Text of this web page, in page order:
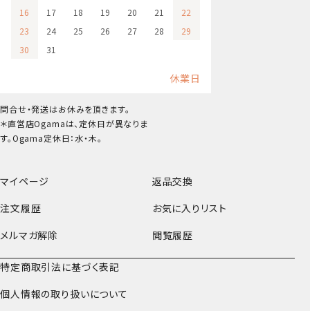
マイページ
返品交換
注文履歴
お気に入りリスト
メルマガ解除
閲覧履歴
特定商取引法に基づく表記
個人情報の取り扱いについて
16
17 18 19 20 21
22
23
24 25 26 27 28
29
30
31
休業日
問合せ・発送はお休みを頂きます。
＊直営店Ogamaは、定休日が異なりま
す。Ogama定休日：水・木。